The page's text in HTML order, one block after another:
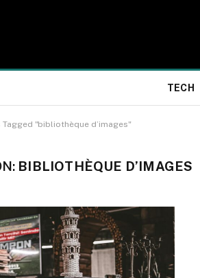
TECH
Tagged "bibliothèque d’images"
BIBLIOTHÈQUE D’IMAGES